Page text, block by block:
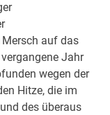
auf das
Jahr
wegen der
Hitze, die im
des überaus